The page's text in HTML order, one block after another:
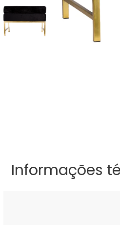
Informações